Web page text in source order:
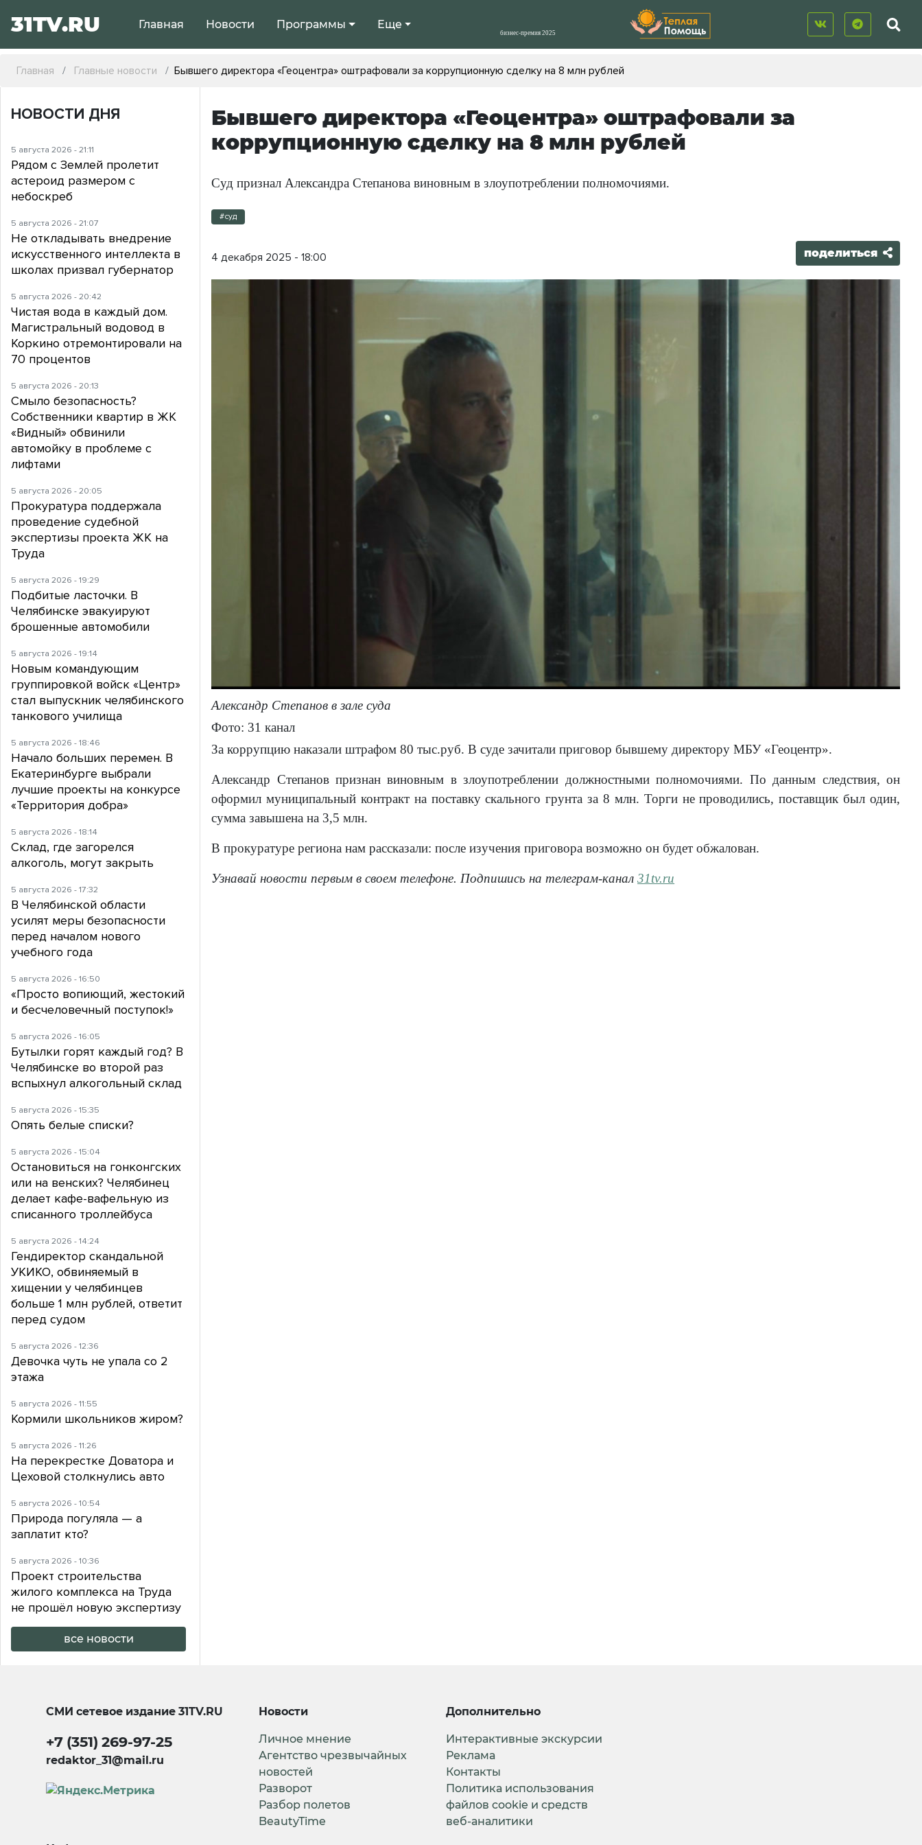
31TV.RU Главная Новости Программы Еще
Главная Главные новости Бывшего директора «Геоцентра» оштрафовали за коррупционную сделку на 8 млн рублей
Бывшего директора «Геоцентра» оштрафовали за
коррупционную сделку на 8 млн рублей
Суд признал Александра Степанова виновным в злоупотреблении полномочиями.
#суд
4 декабря 2025 - 18:00 поделиться
Александр Степанов в зале суда
Фото: 31 канал
За коррупцию наказали штрафом 80 тыс.руб. В суде зачитали приговор бывшему директору МБУ «Геоцентр».
Александр Степанов признан виновным в злоупотреблении должностными полномочиями. По данным следствия, он
оформил муниципальный контракт на поставку скального грунта за 8 млн. Торги не проводились, поставщик был один,
сумма завышена на 3,5 млн.
В прокуратуре региона нам рассказали: после изучения приговора возможно он будет обжалован.
Узнавай новости первым в своем телефоне. Подпишись на телеграм-канал31tv.ru
НОВОСТИ ДНЯ
5 августа 2026 - 21:11
Рядом с Землей пролетит
астероид размером с
небоскреб
5 августа 2026 - 21:07
Не откладывать внедрение
искусственного интеллекта в
школах призвал губернатор
5 августа 2026 - 20:42
Чистая вода в каждый дом.
Магистральный водовод в
Коркино отремонтировали на
70 процентов
5 августа 2026 - 20:13
Смыло безопасность?
Собственники квартир в ЖК
«Видный» обвинили
автомойку в проблеме с
лифтами
5 августа 2026 - 20:05
Прокуратура поддержала
проведение судебной
экспертизы проекта ЖК на
Труда
5 августа 2026 - 19:29
Подбитые ласточки. В
Челябинске эвакуируют
брошенные автомобили
5 августа 2026 - 19:14
Новым командующим
группировкой войск «Центр»
стал выпускник челябинского
танкового училища
5 августа 2026 - 18:46
Начало больших перемен. В
Екатеринбурге выбрали
лучшие проекты на конкурсе
«Территория добра»
5 августа 2026 - 18:14
Склад, где загорелся
алкоголь, могут закрыть
5 августа 2026 - 17:32
В Челябинской области
усилят меры безопасности
перед началом нового
учебного года
5 августа 2026 - 16:50
«Просто вопиющий, жестокий
и бесчеловечный поступок!»
5 августа 2026 - 16:05
Бутылки горят каждый год? В
Челябинске во второй раз
вспыхнул алкогольный склад
5 августа 2026 - 15:35
Опять белые списки?
5 августа 2026 - 15:04
Остановиться на гонконгских
или на венских? Челябинец
делает кафе-вафельную из
списанного троллейбуса
5 августа 2026 - 14:24
Гендиректор скандальной
УКИКО, обвиняемый в
хищении у челябинцев
больше 1 млн рублей, ответит
перед судом
5 августа 2026 - 12:36
Девочка чуть не упала со 2
этажа
5 августа 2026 - 11:55
Кормили школьников жиром?
5 августа 2026 - 11:26
На перекрестке Доватора и
Цеховой столкнулись авто
5 августа 2026 - 10:54
Природа погуляла — а
заплатит кто?
5 августа 2026 - 10:36
Проект строительства
жилого комплекса на Труда
не прошёл новую экспертизу
все новости
СМИ сетевое издание31TV.RU
+7 (351) 269-97-25
redaktor_31@mail.ru
Новости
Личное мнение
Агентство чрезвычайных
новостей
Разворот
Разбор полетов
BeautyTime
Дополнительно
Интерактивные экскурсии
Реклама
Контакты
Политика использования
файлов cookie и средств
веб-аналитики